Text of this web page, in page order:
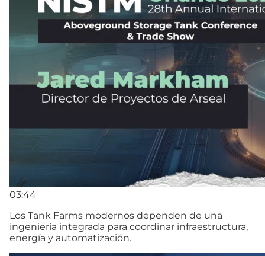
03:44
Los Tank Farms modernos dependen de una
ingeniería integrada para coordinar infraestructura,
energía y automatización.